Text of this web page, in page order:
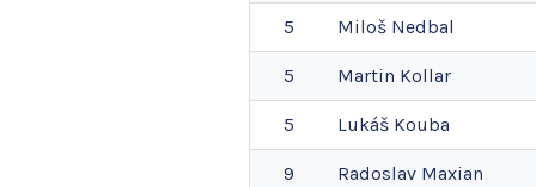
5 Miloš Nedbal
5 Martin Kollar
5 Lukáš Kouba
9 Radoslav Maxian